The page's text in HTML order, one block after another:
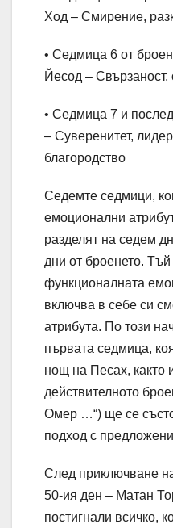
Ход – Смирение,
• Седмица 6 от
Йесод – Свързаност,
• Седмица 7 и
– Суверенитет,
благородство
Седемте седмици,
емоционални
разделят на седем
дни от броенето.
функционалната
включва в себе си
атрибута. По този
първата седмица,
нощ на Песах, както
действителното
Омер …“) ще се
подход с
След приключване
50-ия ден – Матан
постигнали всичко,